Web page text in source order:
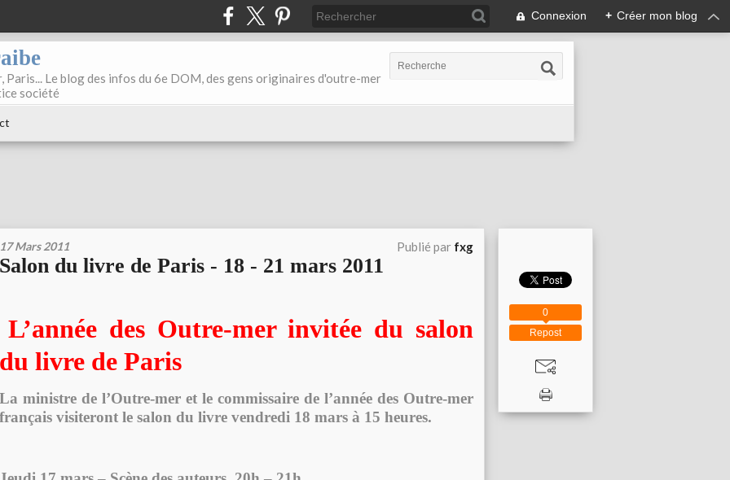
Connexion + Créer mon blog
Paris... Le blog des infos du 6e DOM, des gens originaires d'outre-mer
société
17 Mars 2011 Publié par fxg
Salon du livre de Paris - 18 - 21 mars 2011
L’année des Outre-mer invitée du salon
du livre de Paris
La ministre de l’Outre-mer et le commissaire de l’année des Outre-mer
français visiteront le salon du livre vendredi 18 mars à 15 heures.
Repost
0